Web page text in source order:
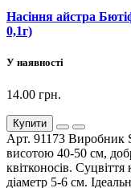
Насіння айстра
0,1г)
У наявності
14.00 грн.
Купити
Арт. 91173 Виробник
висотою 40-50 см,
квітконосів.
діаметр 5-6 см.